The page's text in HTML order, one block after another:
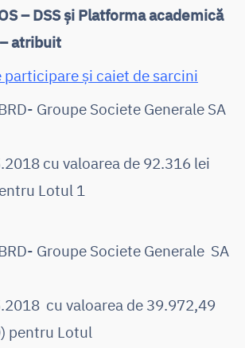
– DSS și Platforma academică
atribuit
și caiet de sarcini
Groupe Societe Generale SA
cu valoarea de 92.316 lei
Lotul 1
Groupe Societe Generale SA
cu valoarea de 39.972,49
pentru Lotul